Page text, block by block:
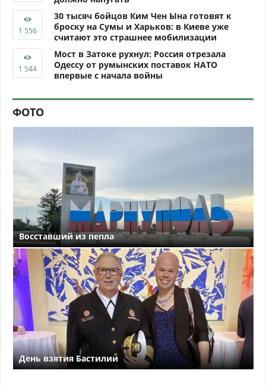
30 тысяч бойцов Ким Чен Ына готовят к
броску на Сумы и Харьков: в Киеве уже
считают это страшнее мобилизации
Мост в Затоке рухнул: Россия отрезала
Одессу от румынских поставок НАТО
впервые с начала войны
ФОТО
Восставший из пепла
День взятия Бастилии